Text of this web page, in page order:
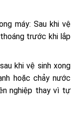
máy: Sau khi vệ
trước khi lắp
khi vệ sinh xong
hoặc chảy nước
nghiệp thay vì tự